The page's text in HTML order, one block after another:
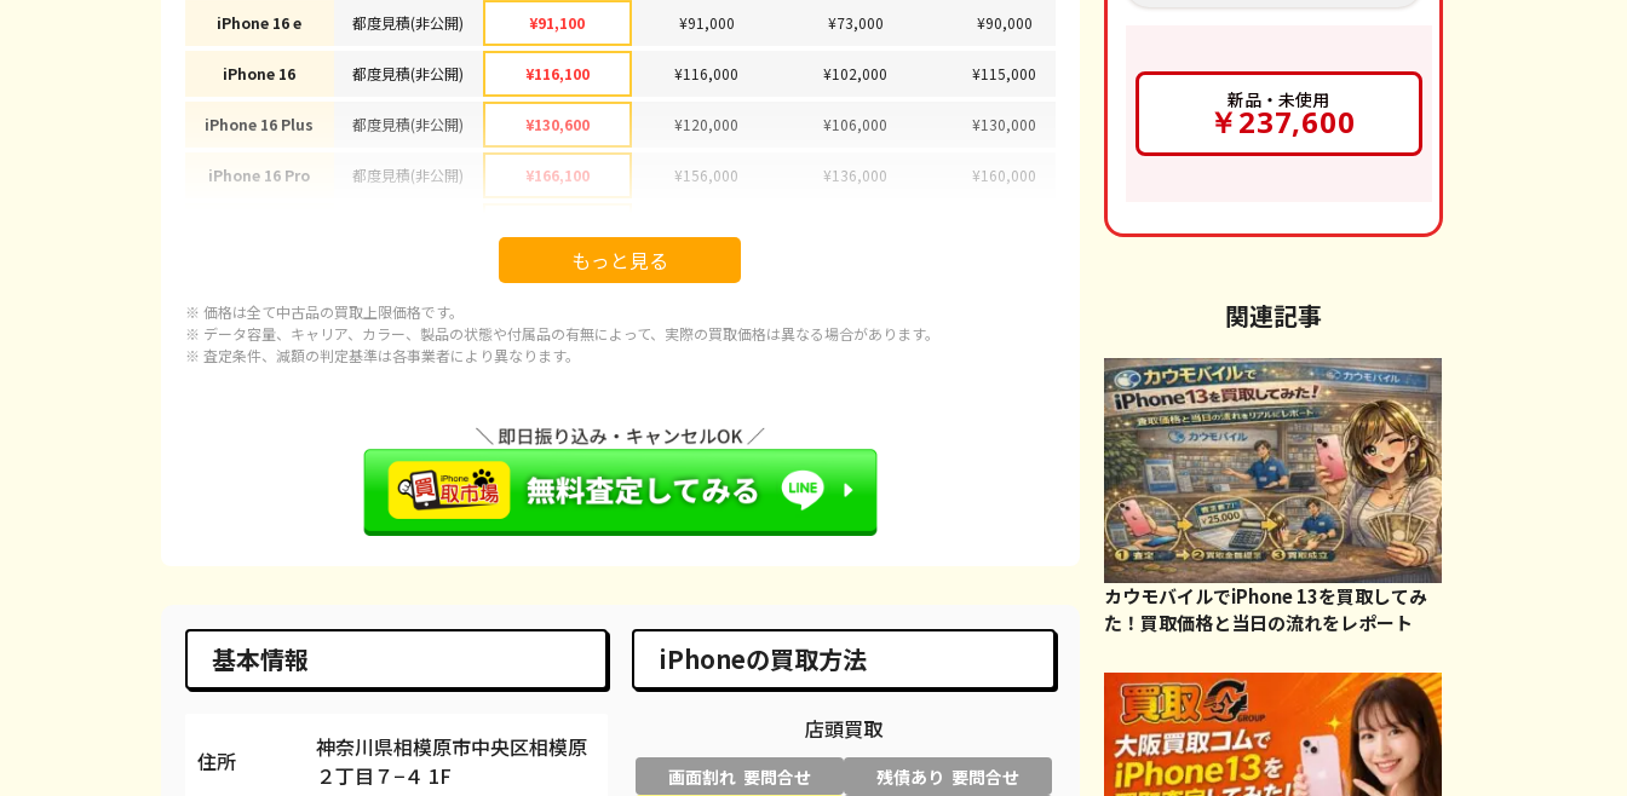
iPhone 16 e
iPhone 16
iPhone 16 Plus
iPhone 16 Pro
iPhone 15 Plus
iPhone 14 Pro Max
iPhone SE 3
都度見積(非公開)
都度見積(非公開)
都度見積(非公開)
都度見積(非公開)
都度見積(非公開)
都度見積(非公開)
都度見積(非公開)
都度見積(非公開)
都度見積(非公開)
都度見積(非公開)
都度見積(非公開)
¥91,100
¥116,100
¥130,600
¥166,100
¥92,100
¥97,100
¥143,100
¥66,600
¥66,600
¥98,100
¥29,600
¥58,100
¥91,000
¥116,000
¥120,000
¥156,000
¥89,000
¥127,000
¥66,000
¥65,000
¥95,000
¥29,000
¥50,000
¥73,000
¥102,000
¥106,000
¥136,000
¥79,000
¥61,000
¥57,000
¥93,000
¥23,000
¥44,000
¥44,000
¥90,000
¥115,000
¥130,000
¥160,000
¥95,000
¥29,000
¥44,000
もっと見る
※ 価格は全て中古品の買取上限価格です。
※ データ容量、キャリア、カラー、製品の状態や付属品の有無によって、実際の買取価格は異なる場合があります。
※ 査定条件、減額の判定基準は各事業者により異なります。
基本情報
住所
神奈川県相模原市中央区相模原
２丁目７−４ 1F
iPhoneの買取方法
店頭買取
画面割れ 要問合せ
残債あり 要問合せ
新品・未使用
￥237,600
関連記事
カウモバイルでiPhone 13を買取してみ
た！買取価格と当日の流れをレポート